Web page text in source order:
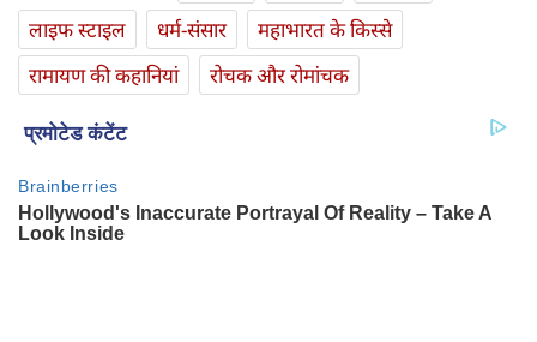
लाइफ स्‍टाइल
धर्म-संसार
महाभारत के किस्से
रामायण की कहानियां
रोचक और रोमांचक